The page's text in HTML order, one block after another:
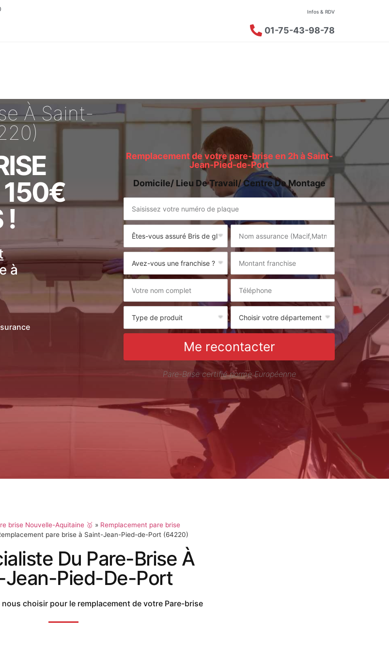
Infos & RDV
01-75-43-98-78
À Saint-
150€
!
à
Remplacement de votre pare-brise en 2h à Saint-
Jean-Pied-de-Port
Domicile/ Lieu De Travail/ Centre De Montage
Me recontacter
Pare-Brise certifié norme Européenne
brise Nouvelle-Aquitaine 🥇 » Remplacement pare brise
pare brise à Saint-Jean-Pied-de-Port (64220)
Du Pare-Brise À
Jean-Pied-De-Port
choisir pour le remplacement de votre Pare-brise